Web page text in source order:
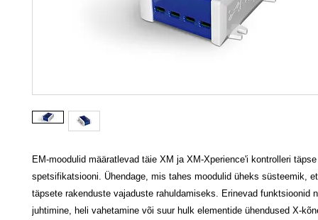
EM-moodulid määratlevad täie XM ja XM-Xperience'i kontrolleri täpse
spetsifikatsiooni. Ühendage, mis tahes moodulid üheks süsteemik,
täpsete rakenduste vajaduste rahuldamiseks. Erinevad funktsioonid
juhtimine, heli vahetamine või suur hulk elementide ühendused X-